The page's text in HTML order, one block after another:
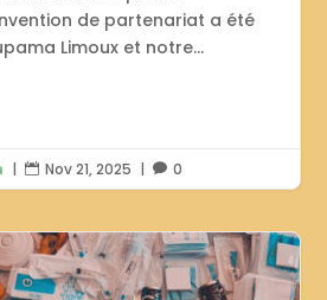
de partenariat a été
Limoux et notre...
|  Nov 21, 2025 |  0